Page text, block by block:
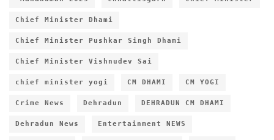
Chief Minister Dhami
Chief Minister Pushkar Singh Dhami
Chief Minister Vishnudev Sai
chief minister yogi CM DHAMI CM YOGI
Crime News Dehradun DEHRADUN CM DHAMI
Dehradun News Entertainment NEWS